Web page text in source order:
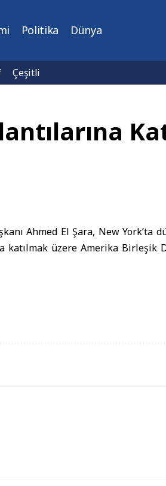
Politika Dünya
Çeşitli
Ahmed El Şara, New York’ta
üzere Amerika Birleşik